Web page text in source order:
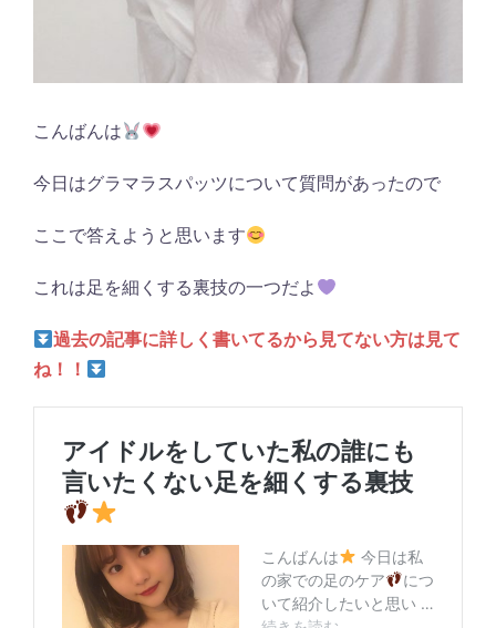
こんばんは
今日はグラマラスパッツについて質問があったので
ここで答えようと思います
これは足を細くする裏技の一つだよ
過去の記事に詳しく書いてるから見てない方は見て
ね！！